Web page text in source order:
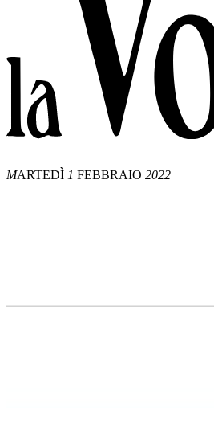
MARTEDÌ 1 FEBBRAIO 2022